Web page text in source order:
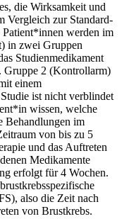
die Wirksamkeit und
Vergleich zur Standard-
werden im
in zwei Gruppen
Studienmedikament
Gruppe 2 (Kontrollarm)
einem
ist nicht verblindet
wissen, welche
Behandlungen im
von bis zu 5
und das Auftreten
Medikamente
erfolgt für 4 Wochen.
also die Zeit nach
von Brustkrebs.